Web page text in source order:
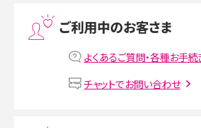
MNOとは？MVNOやMVNEとの違いやメリット・デメリッ
VPN接続とは？仕組みや必要性、メリット・デメリット、
ご利用中のお客さま
よくあるご質問・各種お手続
チャットでお問い合わせ